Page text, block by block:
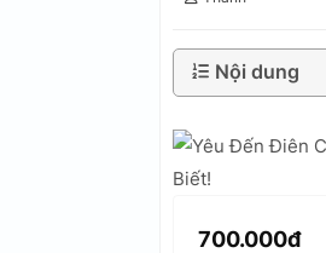
Nội dung
700.000đ